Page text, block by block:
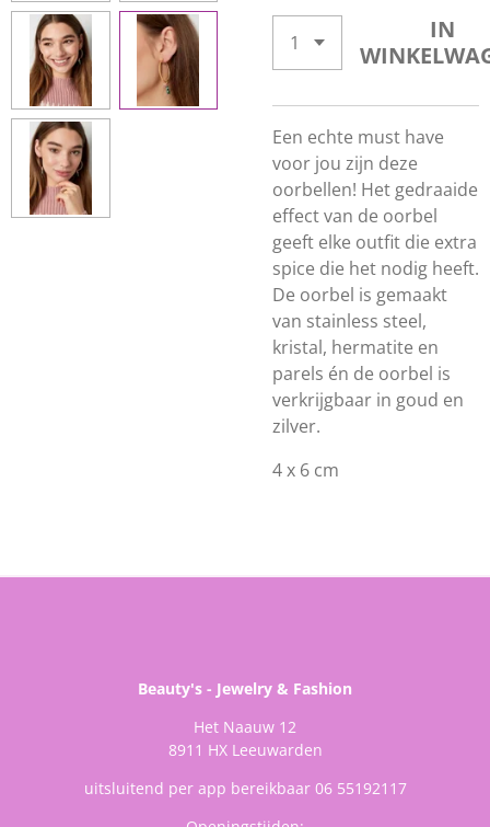
IN
Een echte must have
voor jou zijn deze
oorbellen! Het gedraaide
effect van de oorbel
geeft elke outfit die extra
spice die het nodig heeft.
De oorbel is gemaakt
van stainless steel,
kristal, hermatite en
parels én de oorbel is
verkrijgbaar in goud en
zilver.
4 x 6 cm
Beauty's - Jewelry & Fashion
Het Naauw 12
8911 HX Leeuwarden
uitsluitend per app bereikbaar 06 55192117